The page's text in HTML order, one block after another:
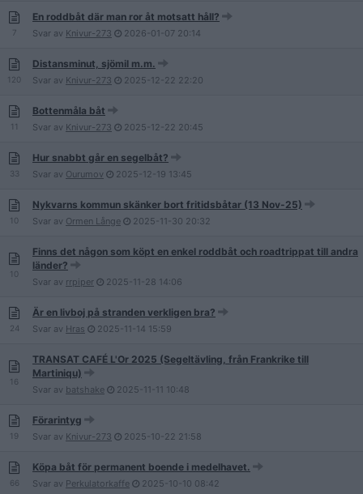
7
En roddbåt där man ror åt motsatt håll?
Svar av Knivur-273 2026-01-07 20:14
120
Distansminut, sjömil m.m.
Svar av Knivur-273 2025-12-22 22:20
11
Bottenmåla båt
Svar av Knivur-273 2025-12-22 20:45
33
Hur snabbt går en segelbåt?
Svar av Ourumov 2025-12-19 13:45
10
Nykvarns kommun skänker bort fritidsbåtar (13 Nov-25)
Svar av Ormen Långe 2025-11-30 20:32
10
Finns det någon som köpt en enkel roddbåt och roadtrippat till andra
länder?
Svar av rrpiper 2025-11-28 14:06
24
Är en livboj på stranden verkligen bra?
Svar av Hras 2025-11-14 15:59
16
TRANSAT CAFÉ L'Or 2025 (Segeltävling, från Frankrike till
Martiniqu)
Svar av batshake 2025-11-11 10:48
19
Förarintyg
Svar av Knivur-273 2025-10-22 21:58
66
Köpa båt för permanent boende i medelhavet.
Svar av Perkulatorkaffe 2025-10-10 08:42